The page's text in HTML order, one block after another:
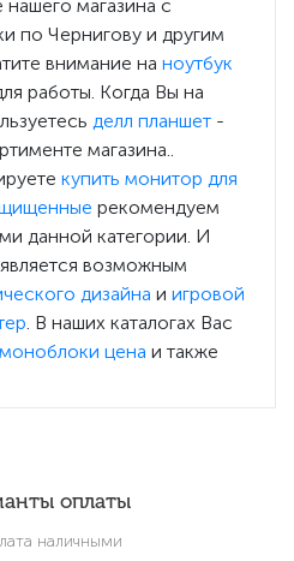
магазина с
по Чернигову и другим
внимание на ноутбук
работы. Когда Вы на
делл планшет -
магазина..
купить монитор для
рекомендуем
данной категории. И
возможным
дизайна и игровой
. В наших каталогах Вас
цена и также
оплаты
наличными